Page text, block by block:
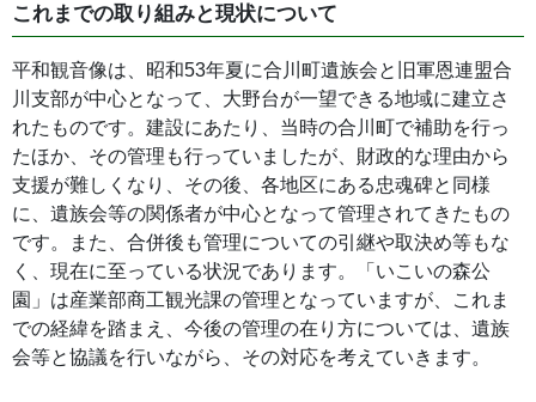
これまでの取り組みと現状について
平和観音像は、昭和53年夏に合川町遺族会と旧軍恩連盟合
川支部が中心となって、大野台が一望できる地域に建立さ
れたものです。建設にあたり、当時の合川町で補助を行っ
たほか、その管理も行っていましたが、財政的な理由から
支援が難しくなり、その後、各地区にある忠魂碑と同様
に、遺族会等の関係者が中心となって管理されてきたもの
です。また、合併後も管理についての引継や取決め等もな
く、現在に至っている状況であります。「いこいの森公
園」は産業部商工観光課の管理となっていますが、これま
での経緯を踏まえ、今後の管理の在り方については、遺族
会等と協議を行いながら、その対応を考えていきます。